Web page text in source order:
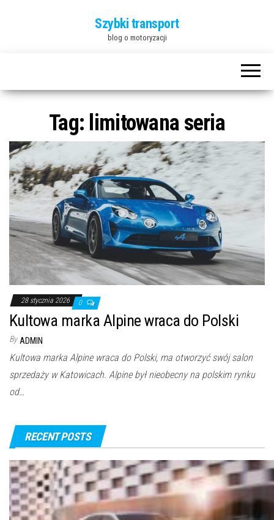
Szybki transport
blog o motoryzacji
Tag: limitowana seria
28 stycznia 2026 0
Kultowa marka Alpine wraca do Polski
By ADMIN
Kultowa marka Alpine wraca do Polski, ma otworzyć swój salon
sprzedaży w Katowicach. Alpine był nieobecny na polskim rynku
od…
RECENT POSTS